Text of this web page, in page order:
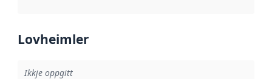
Lovheimler
Ikkje oppgitt